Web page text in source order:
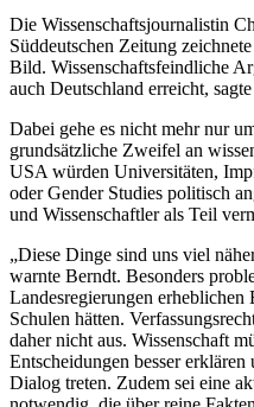
Die Wissenschaftsjournalistin
Süddeutschen Zeitung
Bild. Wissenschaftsfeindliche
auch Deutschland erreicht, sagte
Dabei gehe es nicht mehr nur
grundsätzliche Zweifel an
USA würden Universitäten,
oder Gender Studies politisch
und Wissenschaftler als Teil
„Diese Dinge sind uns viel
warnte Berndt. Besonders
Landesregierungen
Schulen hätten.
daher nicht aus. Wissenschaft
Entscheidungen besser
Dialog treten. Zudem sei eine